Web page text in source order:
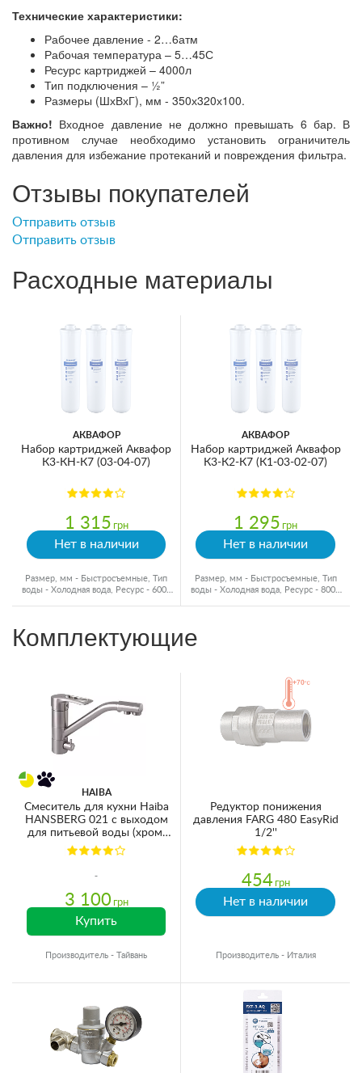
Технические характеристики:
Рабочее давление - 2…6атм
Рабочая температура – 5…45С
Ресурс картриджей – 4000л
Тип подключения – ½”
Размеры (ШхВхГ), мм - 350х320х100.
Важно! Входное давление не должно превышать 6 бар. В
противном случае необходимо установить ограничитель
давления для избежание протеканий и повреждения фильтра.
Отзывы покупателей
Отправить отзыв
Отправить отзыв
Расходные материалы
АКВАФОР
Набор картриджей Аквафор
К3-КН-К7 (03-04-07)
1 315 грн
Нет в наличии
Размер, мм - Быстросъемные, Тип
воды - Холодная вода, Ресурс - 6000
АКВАФОР
Набор картриджей Аквафор
К3-К2-К7 (К1-03-02-07)
1 295 грн
Нет в наличии
Размер, мм - Быстросъемные, Тип
воды - Холодная вода, Ресурс - 8000
Комплектующие
HAIBA
Смеситель для кухни Haiba
HANSBERG 021 с выходом
для питьевой воды (хром)
(HB3914)
3 100 грн
Купить
Производитель - Тайвань
Редуктор понижения
давления FARG 480 EasyRid
1/2''
454 грн
Нет в наличии
Производитель - Италия